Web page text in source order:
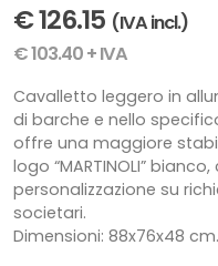
€ 126.15 (IVA incl.)
€ 103.40 + IVA
Cavalletto leggero in
di barche e nello
offre una maggiore
logo “MARTINOLI”
personalizzazione su
societari.
Dimensioni: 88x76x48